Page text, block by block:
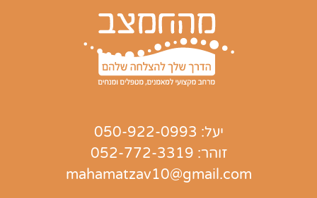
יעל: 050-922-0993
זוהר: 052-772-3319
mahamatzav10@gmail.com